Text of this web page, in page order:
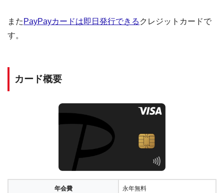
また PayPayカードは即日発行できる クレジットカードで
す。
カード概要
年会費 永年無料